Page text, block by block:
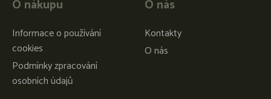
O nákupu
Informace o používání
cookies
Podmínky zpracování
osobních údajů
O nás
Kontakty
O nás